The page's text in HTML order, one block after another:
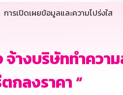
การเปิดเผยข้อมูลและความโปร่งใส
จ้างบริษัททำควา
กลงราคา “